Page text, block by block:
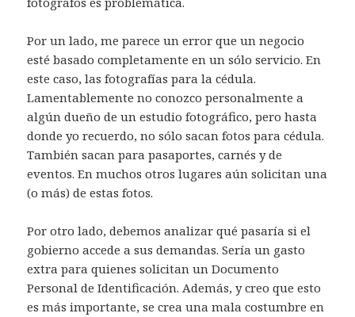
Por un lado, me parece un error que un negocio
esté basado completamente en un sólo servicio. En
este caso, las fotografías para la cédula.
Lamentablemente no conozco personalmente a
algún dueño de un estudio fotográfico, pero hasta
donde yo recuerdo, no sólo sacan fotos para cédula.
También sacan para pasaportes, carnés y de
eventos. En muchos otros lugares aún solicitan una
(o más) de estas fotos.
Por otro lado, debemos analizar qué pasaría si el
gobierno accede a sus demandas. Sería un gasto
extra para quienes solicitan un Documento
Personal de Identificación. Además, y creo que esto
es más importante, se crea una mala costumbre en